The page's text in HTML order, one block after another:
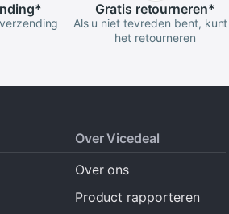
* Gratis retourneren*
Als u niet tevreden bent, kunt
het retourneren
Over Vicedeal
Over ons
Product rapporteren